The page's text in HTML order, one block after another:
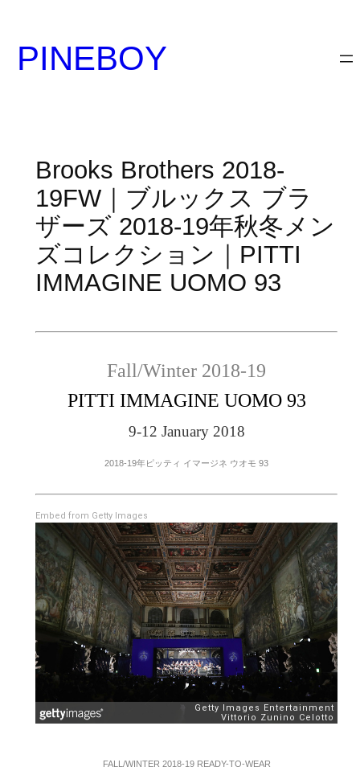
PINEBOY
Brooks Brothers 2018-
19FW｜ブルックス ブラ
ザーズ 2018-19年秋冬メン
ズコレクション｜PITTI
IMMAGINE UOMO 93
Fall/Winter 2018-19
PITTI IMMAGINE UOMO 93
9-12 January 2018
2018-19年ピッティ イマージネ ウオモ 93
Embed from Getty Images
FALL/WINTER 2018-19 READY-TO-WEAR